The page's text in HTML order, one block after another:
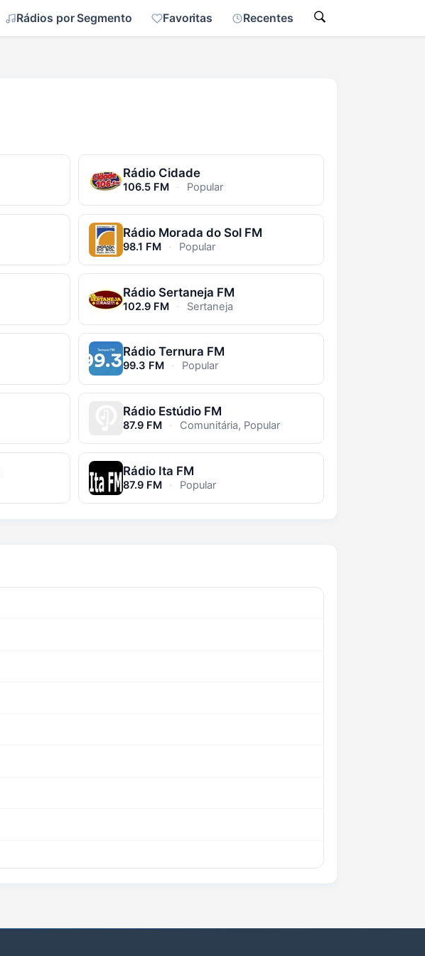
Rádios por Segmento Favoritas Recentes
Rádio Cidade
106.5 FM · Popular
Rádio Morada do Sol FM
98.1 FM · Popular
Rádio Sertaneja FM
102.9 FM · Sertaneja
Rádio Ternura FM
99.3 FM · Popular
Rádio Estúdio FM
87.9 FM · Comunitária, Popular
Rádio Ita FM
87.9 FM · Popular